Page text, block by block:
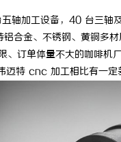
轴加工设备，40 台三轴
金、不锈钢、黄铜多
、订单体量不大的咖啡
迈特 cnc 加工相比有一定